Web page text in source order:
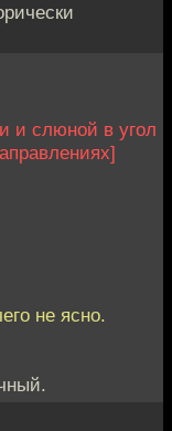
и слюной в угол
не ясно.